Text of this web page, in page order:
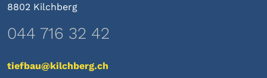
8802 Kilchberg
044 716 32 42
tiefbau@kilchberg.ch